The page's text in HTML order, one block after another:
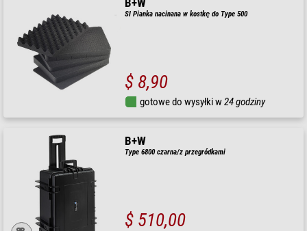
B+W
SI Pianka nacinana w kostkę do Type 500
$ 8,90
gotowe do wysyłki w24 godziny
B+W
Type 6800 czarna/z przegródkami
$ 510,00